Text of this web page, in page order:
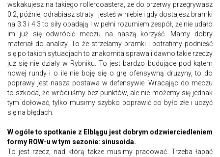
wskakujesz na takiego rollercoastera, że do przerwy przegrywasz
0:2, później odrabiasz straty i jesteś w niebie i gdy dostajesz bramki
na 3:3 i 4:3 to siły opadają i w pełni rozumiem zespół, że nie udało
im już się odwrócić meczu na naszą korzyść. Mamy dobry
materiał do analizy. To że strzelamy bramki i potrafimy podnieść
się po takich sytuacjach to znakomita sprawa i dawno takie rzeczy
już się nie działy w Rybniku. To jest bardzo budujące pod kątem
nowej rundy i o ile nie boję się o grę ofensywną drużyny, to do
poprawy jest nasza postawa w defensywie. Wracając do meczu
to szkoda, że wróciliśmy bez punktów, ale nie możemy się jednak
tym dołować, tylko musimy szybko poprawić co było złe i uczyć
się na błędach.
W ogóle to spotkanie z Elblągu jest dobrym odzwierciedleniem
formy ROW-u w tym sezonie: sinusoida.
To jest rzecz, nad którą także musimy pracować. Trzeba łapać